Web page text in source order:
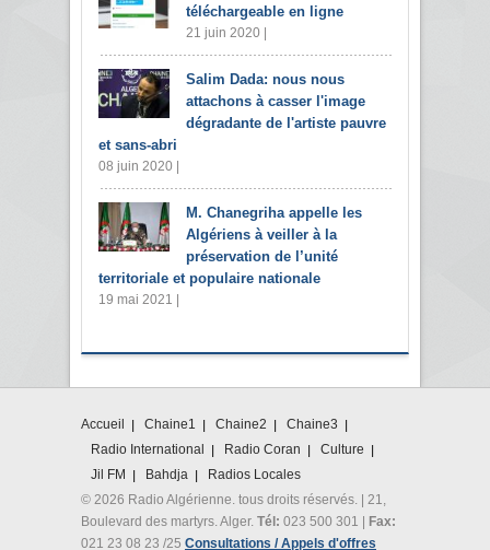
téléchargeable en ligne
21 juin 2020 |
Salim Dada: nous nous
attachons à casser l'image
dégradante de l'artiste pauvre
et sans-abri
08 juin 2020 |
M. Chanegriha appelle les
Algériens à veiller à la
préservation de l’unité
territoriale et populaire nationale
19 mai 2021 |
Accueil Chaine1 Chaine2
Chaine3
Radio International
Radio Coran
Culture
Jil FM
Bahdja
Radios Locales
© 2026 Radio Algérienne. tous droits réservés. | 21,
Boulevard des martyrs. Alger. Tél: 023 500 301 |
Fax:
021 23 08 23 /25 Consultations / Appels d'offres